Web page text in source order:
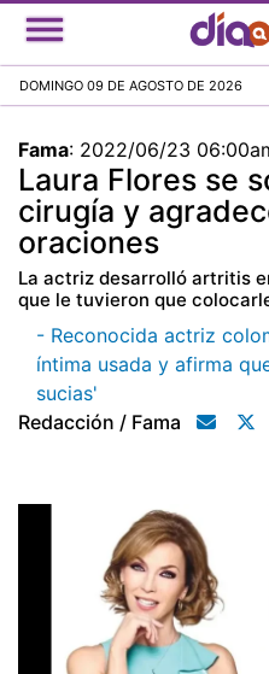
DOMINGO 09 DE AGOSTO DE 2026
Fama: 2022/06/23
Laura Flores se
cirugía y
oraciones
La actriz desarrolló artritis
que le tuvieron que
- Reconocida actriz
íntima usada y afirma
sucias'
Redacción / Fama